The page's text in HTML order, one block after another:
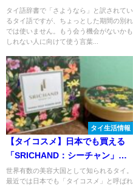
タイ語辞書で「さようなら」と訳されてい
るタイ語ですが、ちょっとした期間の別れ
では使いません。もう会う機会がないかも
しれない人に向けて使う言葉...
タイ生活情報
【タイコスメ】日本でも買える
「SRICHAND：シーチャン」の
フェイスパウダーが凄い！
世界有数の美容大国として知られるタイ。
最近では日本でも「タイコスメ」と呼ばれ